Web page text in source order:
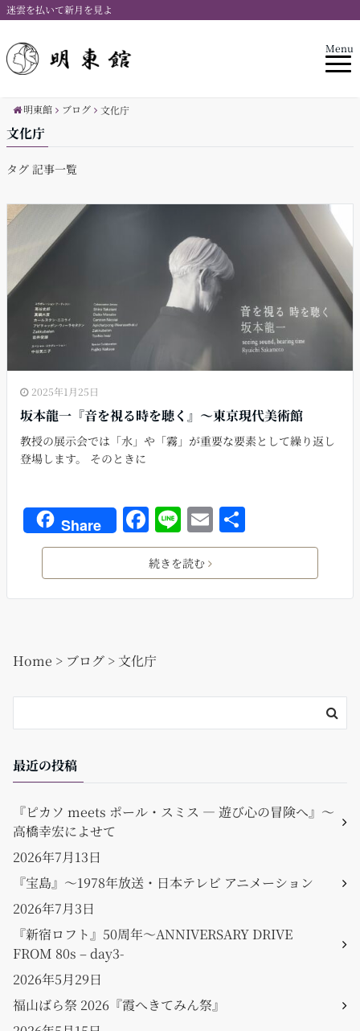
迷雲を払いて新月を見よ
Menu
明東館 ブログ 文化庁
文化庁
タグ 記事一覧
2025年1月25日
坂本龍一『音を視る時を聴く』〜東京現代美術館
教授の展示会では「水」や「霧」が重要な要素として繰り返し
登場します。 そのときに
Share F
a
c
e
o
o
k
Li
n
e
E
m
ai
l
有
続きを読む
Home > ブログ > 文化庁
最近の投稿
『ピカソ meets ポール・スミス ― 遊び心の冒険へ』〜
高橋幸宏によせて
2026年7月13日
『宝島』〜1978年放送・日本テレビ アニメーション
2026年7月3日
『新宿ロフト』50周年〜ANNIVERSARY DRIVE
FROM 80s – day3-
2026年5月29日
福山ばら祭 2026『霞へきてみん祭』